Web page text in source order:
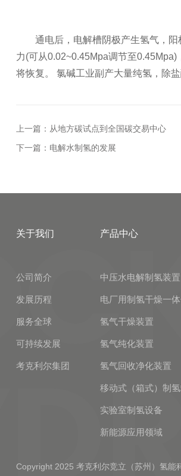
通电后，电解槽阴极产生氢气，
力(可从0.02~0.45Mpa调节至
将恢复。 氯碱工业副产大量纯氢，除
上一篇：从地方碳试点到全国碳交易中心
下一篇：电解水制氢的发展
关于我们
公司简介
发展历程
服务全球
可持续发展
考克利尔集团
产品中心
中压水电解制氢装置
电厂用制氢干燥一
氢气干燥装置
氢气纯化装置
氢气回收净化装置
移动式（箱式）制
实验室制氢设备
新能源应用领域
Copyright 2025 考克利尔竞立（苏州）氢能